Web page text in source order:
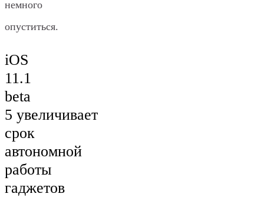
немного
опуститься.
iOS
11.1
beta
5 увеличивает
срок
автономной
работы
гаджетов